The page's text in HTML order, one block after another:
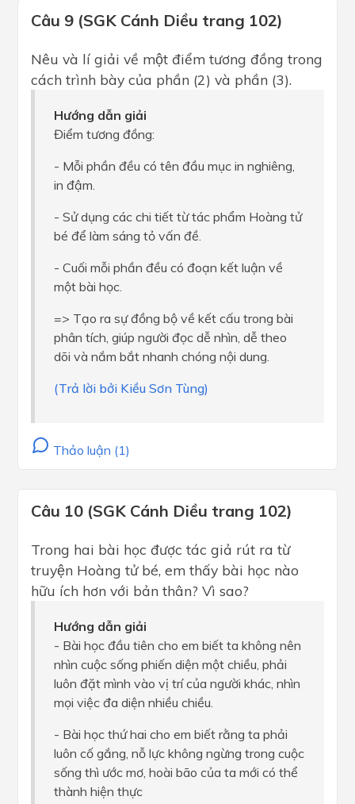
Câu 9 (SGK Cánh Diều trang 102)
Nêu và lí giải về một điểm tương đồng trong
cách trình bày của phần (2) và phần (3).
Hướng dẫn giải
Điểm tương đồng:
- Mỗi phần đều có tên đầu mục in nghiêng,
in đậm.
- Sử dụng các chi tiết từ tác phẩm Hoàng tử
bé để làm sáng tỏ vấn đề.
- Cuối mỗi phần đều có đoạn kết luận về
một bài học.
=> Tạo ra sự đồng bộ về kết cấu trong bài
phân tích, giúp người đọc dễ nhìn, dễ theo
dõi và nắm bắt nhanh chóng nội dung.
(Trả lời bởi Kiều Sơn Tùng)
Thảo luận (1)
Câu 10 (SGK Cánh Diều trang 102)
Trong hai bài học được tác giả rút ra từ
truyện Hoàng tử bé, em thấy bài học nào
hữu ích hơn với bản thân? Vì sao?
Hướng dẫn giải
- Bài học đầu tiên cho em biết ta không nên
nhìn cuộc sống phiến diện một chiều, phải
luôn đặt mình vào vị trí của người khác, nhìn
mọi việc đa diện nhiều chiều.
- Bài học thứ hai cho em biết rằng ta phải
luôn cố gắng, nỗ lực không ngừng trong cuộc
sống thì ước mơ, hoài bão của ta mới có thể
thành hiện thực